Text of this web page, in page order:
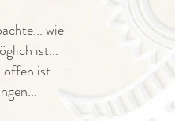
wie
ist...
offen ist...